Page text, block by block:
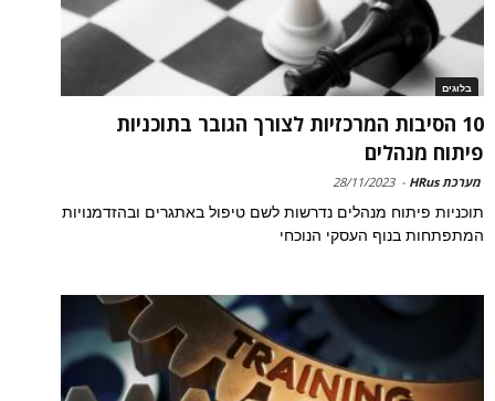
בלוגים
10 הסיבות המרכזיות לצורך הגובר בתוכניות
פיתוח מנהלים
מערכת HRus -
28/11/2023
תוכניות פיתוח מנהלים נדרשות לשם טיפול באתגרים ובהזדמנויות
המתפתחות בנוף העסקי הנוכחי